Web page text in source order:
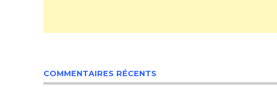
COMMENTAIRES RÉCENTS